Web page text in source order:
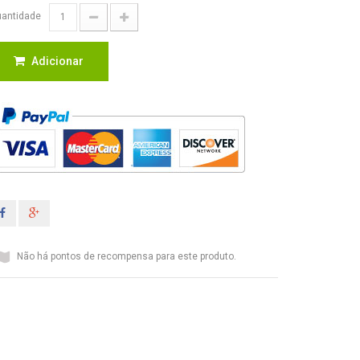
Adicionar
Não há pontos de recompensa para este produto.